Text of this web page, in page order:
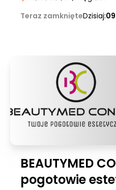
Teraz zamknięteDzisiaj:
BEAUTYMED
pogotowie